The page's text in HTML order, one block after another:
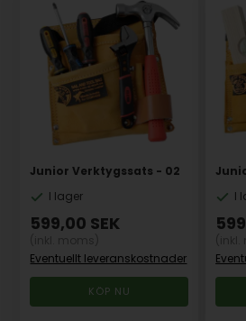
Junior Verktygssats - 02
I lager
599,00 SEK
Eventuellt leveranskostnader
I